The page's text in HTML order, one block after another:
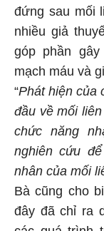
đứng sau mối
nhiều giả
góp phần
mạch máu và
“Phát hiện của
đầu về mối
chức năng
nghiên cứu
nhân của mối
Bà cũng cho
đây đã chỉ ra